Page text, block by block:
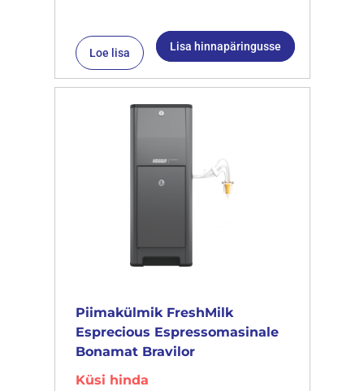
Loe lisa Lisa hinnapäringusse
Piimakülmik FreshMilk
Esprecious Espressomasinale
Bonamat Bravilor
Küsi hinda